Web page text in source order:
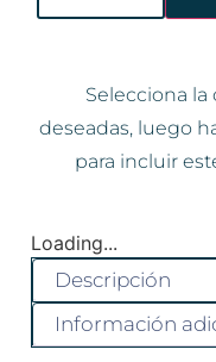
Selecciona la
deseadas, luego
para incluir
Loading...
Descripción
Información